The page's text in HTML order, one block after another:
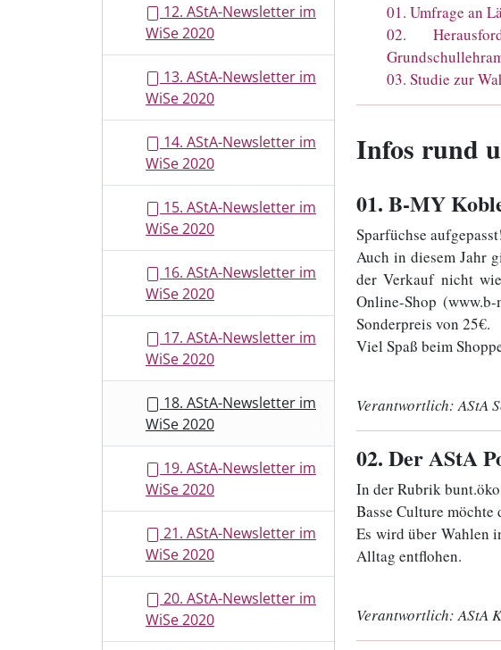
01. Umfrage an
02.
03. Studie zur
Infos rund
01. B-MY
Sparfüchse
Auch in diesem Jahr
der Verkauf nicht
Online-Shop
Sonderpreis von 25€.
Viel Spaß beim
Verantwortlich:AStA
02. Der AStA
In der Rubrik
Basse Culture
Es wird über Wahlen
Alltag entflohen.
Verantwortlich:AStA
12. AStA-Newsletter im
WiSe 2020
13. AStA-Newsletter im
WiSe 2020
14. AStA-Newsletter im
WiSe 2020
15. AStA-Newsletter im
WiSe 2020
16. AStA-Newsletter im
WiSe 2020
17. AStA-Newsletter im
WiSe 2020
18. AStA-Newsletter im
WiSe 2020
19. AStA-Newsletter im
WiSe 2020
21. AStA-Newsletter im
WiSe 2020
20. AStA-Newsletter im
WiSe 2020